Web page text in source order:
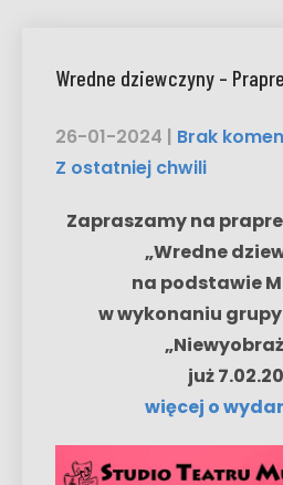
Wredne dziewczyny –
26-01-2024 | Brak
Z ostatniej chwili
Zapraszamy na
„Wredne
na podstawie
w wykonaniu
już
więcej o